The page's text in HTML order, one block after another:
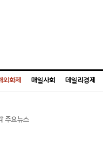
외화제 매일사회 데일리경제
주요뉴스